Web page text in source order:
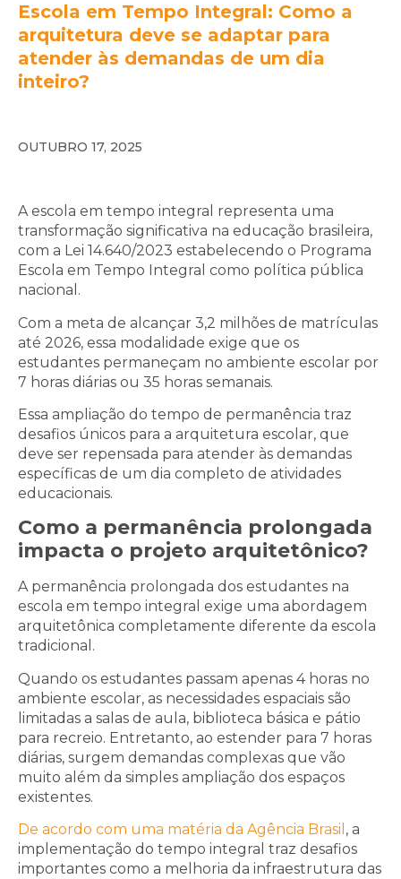
Escola em Tempo Integral: Como a
arquitetura deve se adaptar para
atender às demandas de um dia
inteiro?
OUTUBRO 17, 2025
A escola em tempo integral representa uma
transformação significativa na educação brasileira,
com a Lei 14.640/2023 estabelecendo o Programa
Escola em Tempo Integral como política pública
nacional.
Com a meta de alcançar 3,2 milhões de matrículas
até 2026, essa modalidade exige que os
estudantes permaneçam no ambiente escolar por
7 horas diárias ou 35 horas semanais.
Essa ampliação do tempo de permanência traz
desafios únicos para a arquitetura escolar, que
deve ser repensada para atender às demandas
específicas de um dia completo de atividades
educacionais.
Como a permanência prolongada
impacta o projeto arquitetônico?
A permanência prolongada dos estudantes na
escola em tempo integral exige uma abordagem
arquitetônica completamente diferente da escola
tradicional.
Quando os estudantes passam apenas 4 horas no
ambiente escolar, as necessidades espaciais são
limitadas a salas de aula, biblioteca básica e pátio
para recreio. Entretanto, ao estender para 7 horas
diárias, surgem demandas complexas que vão
muito além da simples ampliação dos espaços
existentes.
De acordo com uma matéria da Agência Brasil , a
implementação do tempo integral traz desafios
importantes como a melhoria da infraestrutura das